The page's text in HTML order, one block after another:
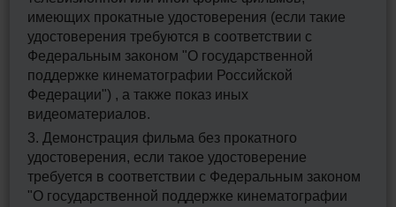
имеющих прокатные удостоверения (если такие
удостоверения требуются в соответствии с
Федеральным законом "О государственной
поддержке кинематографии Российской
Федерации") , а также показ иных
видеоматериалов.
3. Демонстрация фильма без прокатного
удостоверения, если такое удостоверение
требуется в соответствии с Федеральным законом
"О государственной поддержке кинематографии